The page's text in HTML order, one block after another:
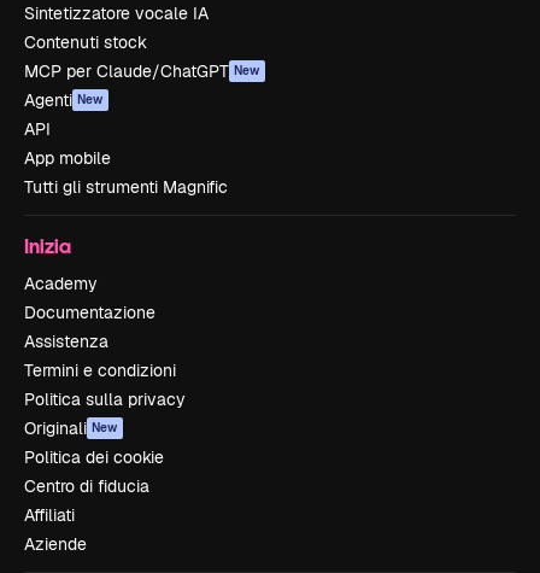
Sintetizzatore vocale IA
Contenuti stock
MCP per Claude/ChatGPT New
Agenti New
API
App mobile
Tutti gli strumenti Magnific
Inizia
Academy
Documentazione
Assistenza
Termini e condizioni
Politica sulla privacy
Originali New
Politica dei cookie
Centro di fiducia
Affiliati
Aziende